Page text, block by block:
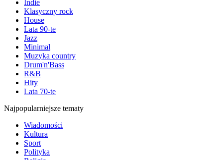
Indie
Klasyczny rock
House
Lata 90-te
Jazz
Minimal
Muzyka country
Drum'n'Bass
R&B
Hity
Lata 70-te
Najpopularniejsze tematy
Wiadomości
Kultura
Sport
Polityka